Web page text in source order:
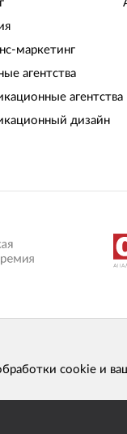
маркетинг
агентства
агентства
дизайн
cookie и